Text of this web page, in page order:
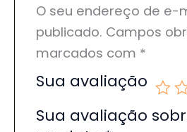
O seu endereço de e-
publicado. Campos
marcados com *
Sua avaliação
Sua avaliação